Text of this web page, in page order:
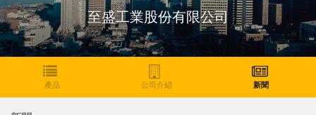
至盛工業股份有限公司
產品 公司介紹 新聞